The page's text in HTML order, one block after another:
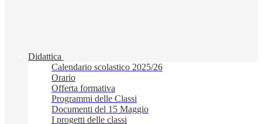
Didattica
Calendario scolastico 2025/26
Orario
Offerta formativa
Programmi delle Classi
Documenti del 15 Maggio
I progetti delle classi